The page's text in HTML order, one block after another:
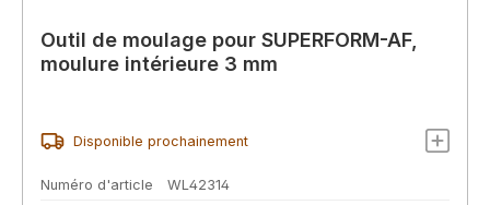
Outil de moulage pour SUPERFORM-AF,
moulure intérieure 3 mm
Disponible prochainement
Numéro d'article
WL42314